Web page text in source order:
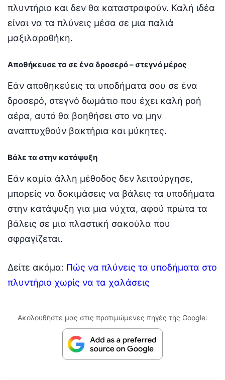
πλυντήριο και δεν θα καταστραφούν. Καλή ιδέα
είναι να τα πλύνεις μέσα σε μια παλιά
μαξιλαροθήκη.
Αποθήκευσε τα σε ένα δροσερό – στεγνό μέρος
Εάν αποθηκεύεις τα υποδήματα σου σε ένα
δροσερό, στεγνό δωμάτιο που έχει καλή ροή
αέρα, αυτό θα βοηθήσει στο να μην
αναπτυχθούν βακτήρια και μύκητες.
Βάλε τα στην κατάψυξη
Εάν καμία άλλη μέθοδος δεν λειτούργησε,
μπορείς να δοκιμάσεις να βάλεις τα υποδήματα
στην κατάψυξη για μια νύχτα, αφού πρώτα τα
βάλεις σε μια πλαστική σακούλα που
σφραγίζεται.
Δείτε ακόμα: Πώς να πλύνεις τα υποδήματα στο
πλυντήριο χωρίς να τα χαλάσεις
Ακολουθήστε μας στις προτιμώμενες πηγές της Google: